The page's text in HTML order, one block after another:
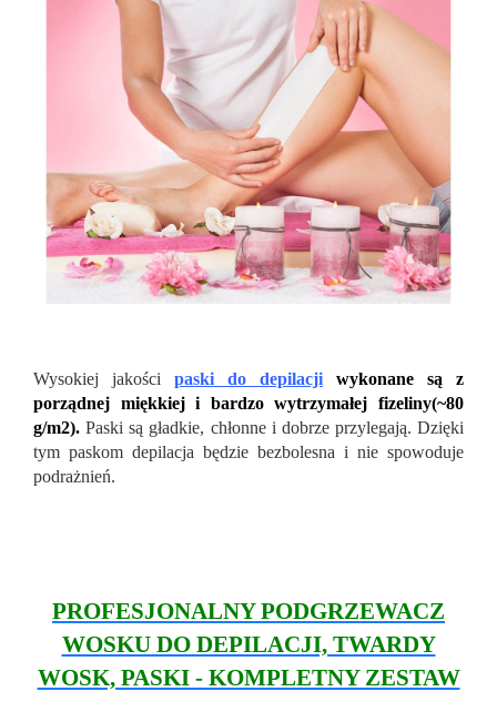
Wysokiej jakości paski do depilacji
wykonane są z
porządnej miękkiej i bardzo wytrzymałej fizeliny(~80
g/m2). Paski są gładkie, chłonne i dobrze przylegają. Dzięki
tym paskom depilacja będzie bezbolesna i nie spowoduje
podrażnień.
PROFESJONALNY PODGRZEWACZ
WOSKU DO DEPILACJI, TWARDY
WOSK, PASKI - KOMPLETNY ZESTAW